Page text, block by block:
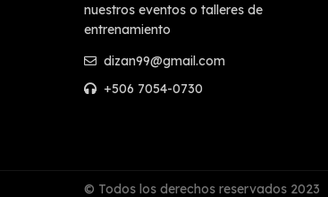
nuestros eventos o talleres de
entrenamiento
dizan99@gmail.com
+506 7054-0730
© Todos los derechos reservados 2023